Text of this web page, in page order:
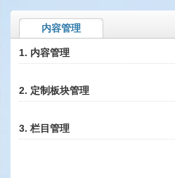
内容管理
1. 内容管理
2. 定制板块管理
3. 栏目管理